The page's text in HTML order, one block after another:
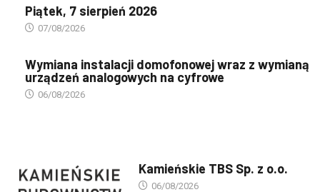
Piątek, 7 sierpień 2026
07/08/2026
Wymiana instalacji domofonowej wraz z wymianą
urządzeń analogowych na cyfrowe
06/08/2026
Kamieńskie TBS Sp. z o.o.
06/08/2026